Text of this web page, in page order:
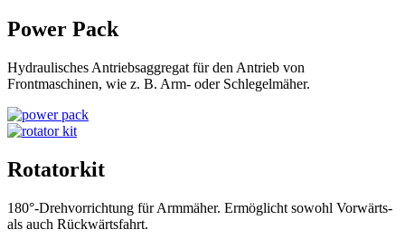
Power Pack
Hydraulisches Antriebsaggregat für den Antrieb von
Frontmaschinen, wie z. B. Arm- oder Schlegelmäher.
Rotatorkit
180°-Drehvorrichtung für Armmäher. Ermöglicht sowohl Vorwärts-
als auch Rückwärtsfahrt.